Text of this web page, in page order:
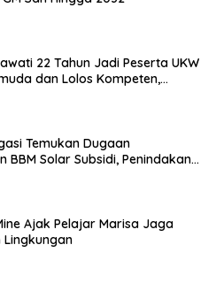
22 Tahun Jadi Peserta UKW
dan Lolos Kompeten,
Temukan Dugaan
BBM Solar Subsidi, Penindakan
Ajak Pelajar Marisa Jaga
Lingkungan